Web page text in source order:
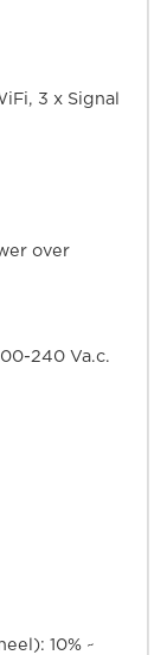
3 x Signal
over
240 Va.c.
10% ~